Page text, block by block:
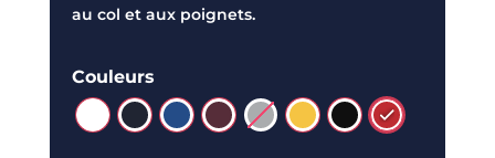
au col et aux poignets.
Couleurs